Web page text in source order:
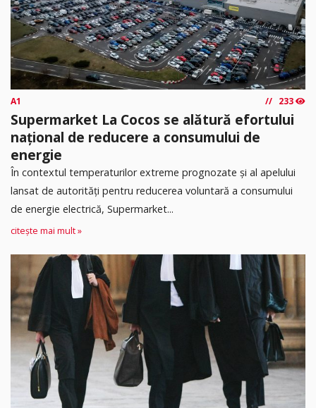
A1 233
Supermarket La Cocos se alătură efortului
național de reducere a consumului de
energie
În contextul temperaturilor extreme prognozate și al apelului
lansat de autorități pentru reducerea voluntară a consumului
de energie electrică, Supermarket...
citește mai mult »